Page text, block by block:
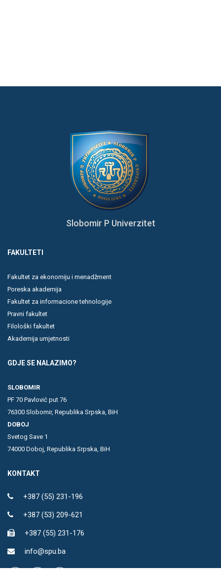
Slobomir P Univerzitet
FAKULTETI
Fakultet za ekonomiju i menadžment
Poreska akademija
Fakultet za informacione tehnologije
Pravni fakultet
Filološki fakultet
Akademija umjetnosti
GDJE SE NALAZIMO?
SLOBOMIR
PF 70 Pavlović put 76
76300 Slobomir, Republika Srpska, BiH
DOBOJ
Svetog Save 1
74000 Doboj, Republika Srpska, BiH
KONTAKT
+387 (55) 231-196
+387 (53) 209-621
+387 (55) 231-176
info@spu.ba